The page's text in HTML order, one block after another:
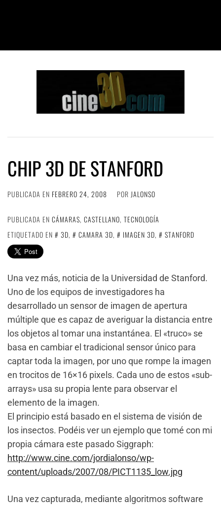
CHIP 3D DE STANFORD
PUBLICADA EN FEBRERO 24, 2008 POR JALONSO
PUBLICADA EN CÁMARAS, CASTELLANO, TECNOLOGÍA
ETIQUETADO EN
3D, CAMARA 3D, IMAGEN 3D, STANFORD
Una vez más, noticia de la Universidad de Stanford.
Uno de los equipos de investigadores ha
desarrollado un sensor de imagen de apertura
múltiple que es capaz de averiguar la distancia entre
los objetos al tomar una instantánea. El «truco» se
basa en cambiar el tradicional sensor único para
captar toda la imagen, por uno que rompe la imagen
en trocitos de 16×16 pixels. Cada uno de estos «sub-
arrays» usa su propia lente para observar el
elemento de la imagen.
El principio está basado en el sistema de visión de
los insectos. Podéis ver un ejemplo que tomé con mi
propia cámara este pasado Siggraph:
http://www.cine.com/jordialonso/wp-
content/uploads/2007/08/PICT1135_low.jpg
Una vez capturada, mediante algoritmos software